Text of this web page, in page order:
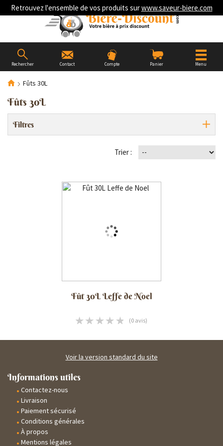
Retrouvez l'ensemble de vos produits surwww.saveur-biere.com
Rechercher Contact Compte Panier Menu
Fûts 30L
Fûts 30L
Filtres
Trier :
Fût 30L Leffe de Noel
(0 avis)
Voir la version standard du site
Informations utiles
Contactez-nous
Livraison
Paiement sécurisé
Conditions générales
À propos
Mentions légales